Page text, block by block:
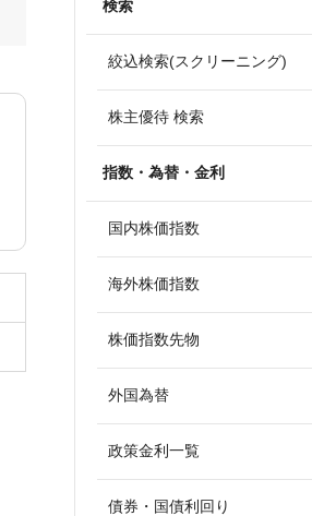
検索
絞込検索(スクリーニング)
株主優待 検索
指数・為替・金利
国内株価指数
海外株価指数
株価指数先物
外国為替
政策金利一覧
債券・国債利回り